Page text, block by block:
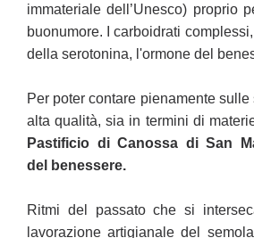
immateriale dell’Unesco) proprio
buonumore. I carboidrati
della serotonina, l'ormone del
Per poter contare pienamente
alta qualità, sia in termini di
Pastificio di Canossa diSan
del
benessere.
Ritmi del passato che si
lavorazione artigianale del